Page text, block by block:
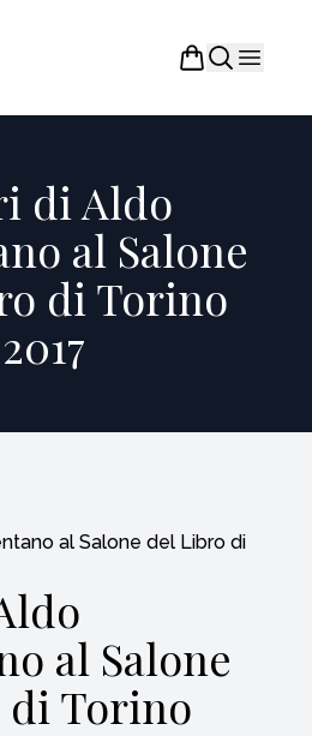
di Aldo
al Salone
di Torino
2017
al Salone
Torino